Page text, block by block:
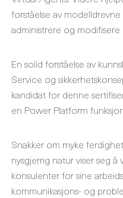
forståelse av
administrere og modifisere
En solid forståelse av
Service og
kandidat for denne
en Power Platform
Snakker om myke
nysgjerrig natur viser seg
konsulenter for sine
kommunikasjons- og